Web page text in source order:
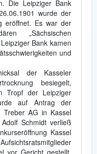
Die Leipziger Bank
wurde der
eröffnet. Es war der
„Sächsischen
Bank kamen
und
der Kasseler
besiegelt,
Tropf der Leipziger
auf Antrag der
Treber AG in Kassel
Schmidt verließ
Kassel
vor Gericht gestellt.